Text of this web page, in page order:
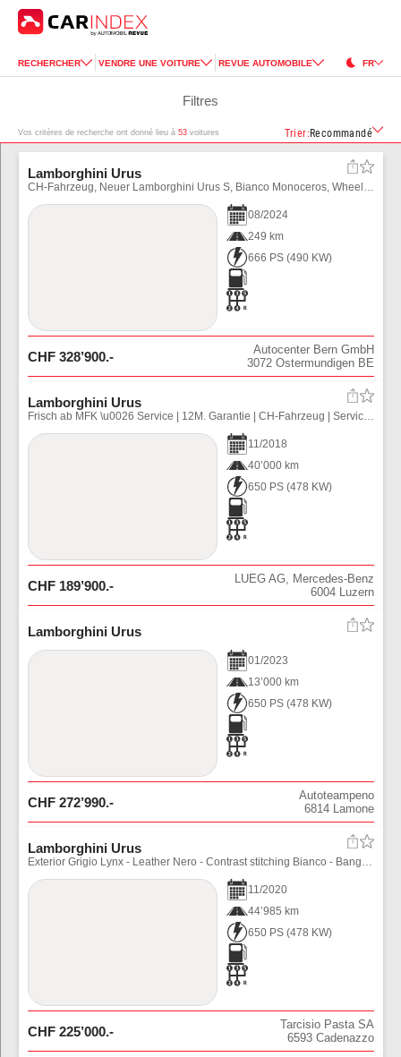
RECHERCHER VENDRE UNE VOITURE REVUE AUTOMOBILE FR
Filtres
Vos critères de recherche ont donné lieu à 53 voitures Trier: Recommandé
Lamborghini Urus
CH-Fahrzeug, Neuer Lamborghini Urus S, Bianco Monoceros, Wheels 23' Taigete Bronze Diamond, Vollausstattung, 666 PS.
08/2024
249 km
666 PS (490 KW)
CHF 328’900.-
Autocenter Bern GmbH
3072 Ostermundigen BE
Lamborghini Urus
Frisch ab MFK \u0026 Service | 12M. Garantie | CH-Fahrzeug | Servicegepflegt
11/2018
40’000 km
650 PS (478 KW)
CHF 189’900.-
LUEG AG, Mercedes-Benz
6004 Luzern
Lamborghini Urus
01/2023
13’000 km
650 PS (478 KW)
CHF 272’990.-
Autoteampeno
6814 Lamone
Lamborghini Urus
Exterior Grigio Lynx - Leather Nero - Contrast stitching Bianco - Bang \u0026 Olufsen - Full ADAS - Heated \u0026 Ventilated Seats, Ecc (su richiesta kit invernale 22” sfr 9’000.-)
11/2020
44’985 km
650 PS (478 KW)
CHF 225’000.-
Tarcisio Pasta SA
6593 Cadenazzo